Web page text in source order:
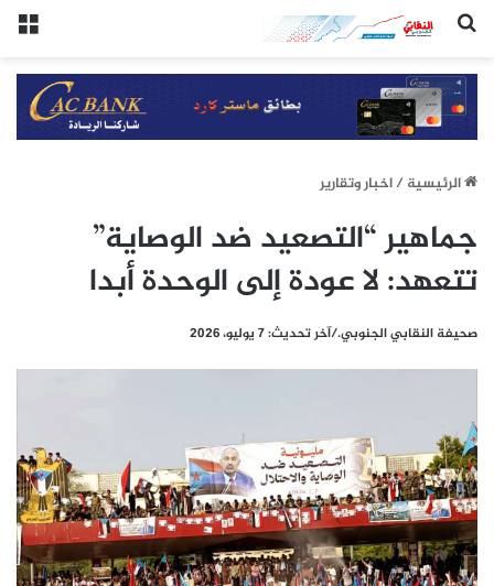
(النقابي الجنوبي:/خاص.)
الرئيسيِة/اخبار وتقارير
جماهير “التصعيد ضد الوصاية”
تتعهد: لا عودة إلى الوحدة أبدا
صحيفة النقابي الجنوبي./آخر تحديث: 7 يوليو، 2026